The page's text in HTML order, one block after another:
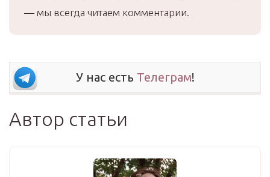
— мы всегда читаем комментарии.
У нас есть Телеграм!
Автор статьи